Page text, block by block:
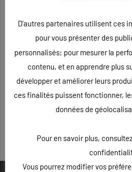
D'autres partenaires utilisent ces
pour vous présenter des
personnalisés; pour mesurer la
contenu, et en apprendre plus
développer et améliorer leurs
ces finalités puissent fonctionner,
données de
Pour en savoir plus,
Vous pourrez modifier vos